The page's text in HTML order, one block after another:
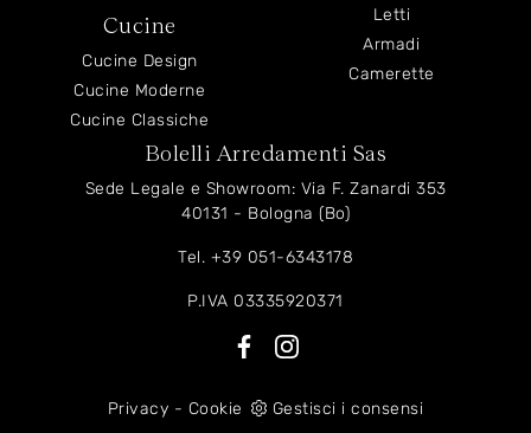
Cucine
Cucine Design
Cucine Moderne
Cucine Classiche
Letti
Armadi
Camerette
Bolelli Arredamenti Sas
Sede Legale e Showroom: Via F. Zanardi 353
40131 - Bologna (Bo)
Tel. +39 051-6343178
P.IVA 03335920371
Privacy - Cookie Gestisci i consensi